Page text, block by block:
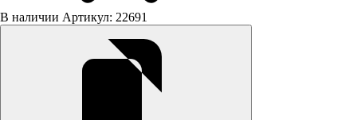
В наличии Артикул: 22691